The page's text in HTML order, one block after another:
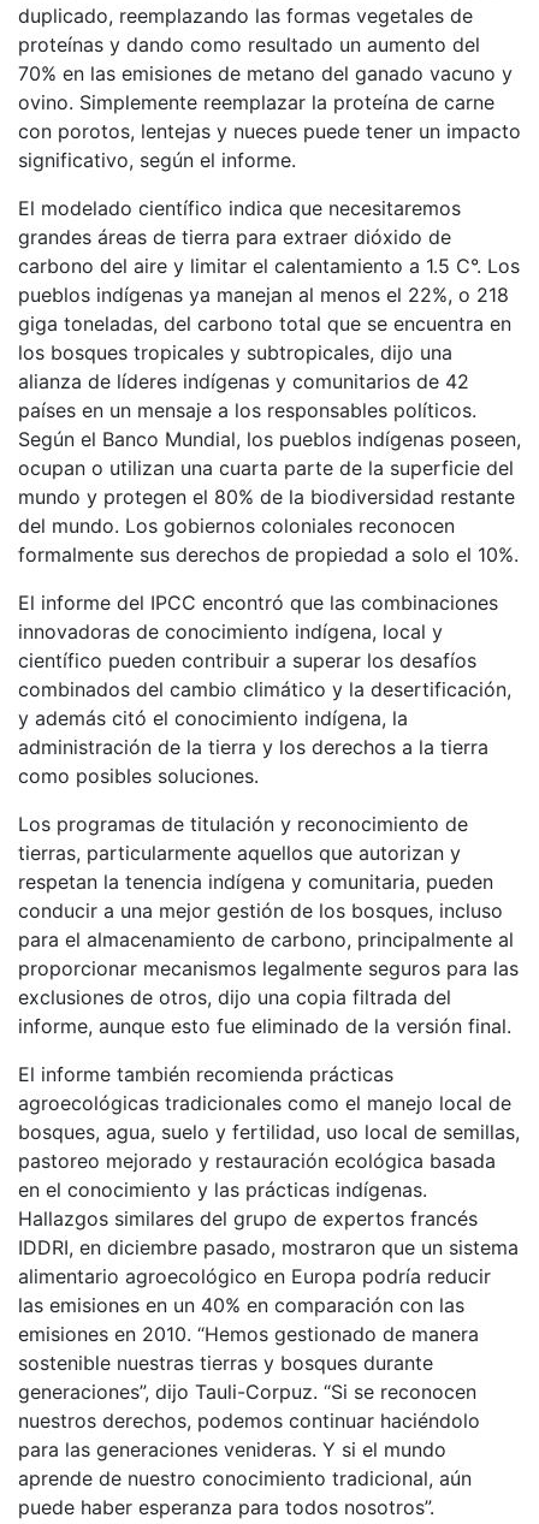
duplicado, reemplazando las formas vegetales de
proteínas y dando como resultado un aumento del
70% en las emisiones de metano del ganado vacuno y
ovino. Simplemente reemplazar la proteína de carne
con porotos, lentejas y nueces puede tener un impacto
significativo, según el informe.
El modelado científico indica que necesitaremos
grandes áreas de tierra para extraer dióxido de
carbono del aire y limitar el calentamiento a 1.5 C°. Los
pueblos indígenas ya manejan al menos el 22%, o 218
giga toneladas, del carbono total que se encuentra en
los bosques tropicales y subtropicales, dijo una
alianza de líderes indígenas y comunitarios de 42
países en un mensaje a los responsables políticos.
Según el Banco Mundial, los pueblos indígenas poseen,
ocupan o utilizan una cuarta parte de la superficie del
mundo y protegen el 80% de la biodiversidad restante
del mundo. Los gobiernos coloniales reconocen
formalmente sus derechos de propiedad a solo el 10%.
El informe del IPCC encontró que las combinaciones
innovadoras de conocimiento indígena, local y
científico pueden contribuir a superar los desafíos
combinados del cambio climático y la desertificación,
y además citó el conocimiento indígena, la
administración de la tierra y los derechos a la tierra
como posibles soluciones.
Los programas de titulación y reconocimiento de
tierras, particularmente aquellos que autorizan y
respetan la tenencia indígena y comunitaria, pueden
conducir a una mejor gestión de los bosques, incluso
para el almacenamiento de carbono, principalmente al
proporcionar mecanismos legalmente seguros para las
exclusiones de otros, dijo una copia filtrada del
informe, aunque esto fue eliminado de la versión final.
El informe también recomienda prácticas
agroecológicas tradicionales como el manejo local de
bosques, agua, suelo y fertilidad, uso local de semillas,
pastoreo mejorado y restauración ecológica basada
en el conocimiento y las prácticas indígenas.
Hallazgos similares del grupo de expertos francés
IDDRI, en diciembre pasado, mostraron que un sistema
alimentario agroecológico en Europa podría reducir
las emisiones en un 40% en comparación con las
emisiones en 2010. “Hemos gestionado de manera
sostenible nuestras tierras y bosques durante
generaciones”, dijo Tauli-Corpuz. “Si se reconocen
nuestros derechos, podemos continuar haciéndolo
para las generaciones venideras. Y si el mundo
aprende de nuestro conocimiento tradicional, aún
puede haber esperanza para todos nosotros”.